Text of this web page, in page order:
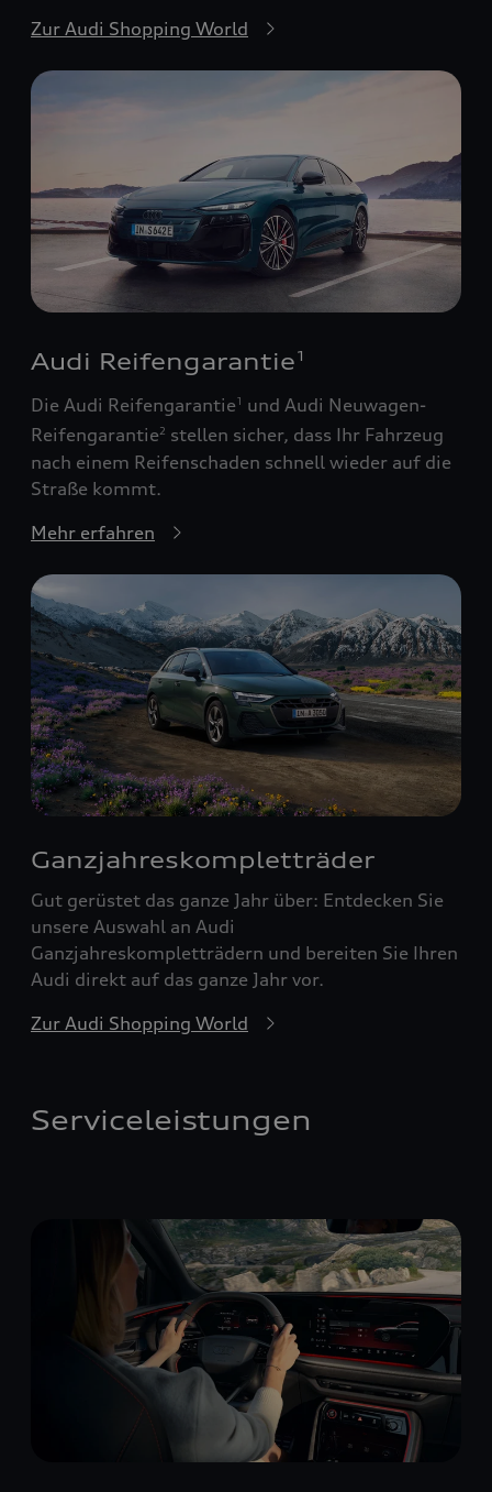
Zur Audi Shopping World
Audi Reifengarantie 1
Die Audi Reifengarantie1
und Audi Neuwagen-
Reifengarantie2 stellen sicher, dass Ihr Fahrzeug
nach einem Reifenschaden schnell wieder auf die
Straße kommt.
Mehr erfahren
Ganzjahreskompletträder
Gut gerüstet das ganze Jahr über: Entdecken Sie
unsere Auswahl an Audi
Ganzjahreskompletträdern und bereiten Sie Ihren
Audi direkt auf das ganze Jahr vor.
Zur Audi Shopping World
Serviceleistungen